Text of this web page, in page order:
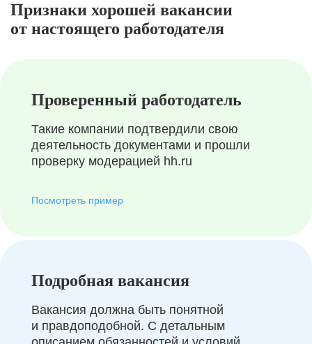
Признаки хорошей вакансии
от настоящего работодателя
Проверенный работодатель
Такие компании подтвердили свою
деятельность документами и прошли
проверку модерацией hh.ru
Посмотреть пример
Подробная вакансия
Вакансия должна быть понятной
и правдоподобной. С детальным